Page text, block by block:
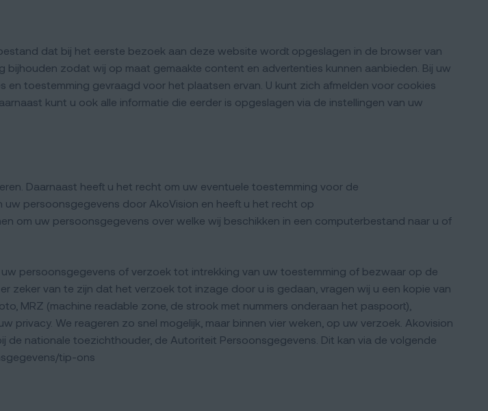
dat bij het eerste bezoek aan deze website wordt opgeslagen in de browser van
zodat wij op maat gemaakte content en advertenties kunnen aanbieden. Bij uw
toestemming gevraagd voor het plaatsen ervan. U kunt zich afmelden voor cookies
kunt u ook alle informatie die eerder is opgeslagen via de instellingen van uw
Daarnaast heeft u het recht om uw eventuele toestemming voor de
persoonsgegevens door AkoVision en heeft u het recht op
om uw persoonsgegevens over welke wij beschikken in een computerbestand naar u of
persoonsgegevens of verzoek tot intrekking van uw toestemming of bezwaar op de
zeker van te zijn dat het verzoek tot inzage door u is gedaan, vragen wij u een kopie van
MRZ (machine readable zone, de strook met nummers onderaan het paspoort),
privacy. We reageren zo snel mogelijk, maar binnen vier weken, op uw verzoek. Akovision
nationale toezichthouder, de Autoriteit Persoonsgegevens. Dit kan via de volgende
tip-ons